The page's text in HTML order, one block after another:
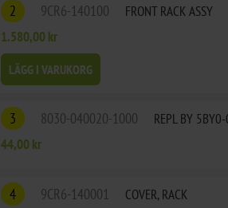
2 9CR6-140100
FRONT RACK ASSY
1.580,00 kr
LÄGG I VARUKORG
3 8030-040020-1000
REPL BY
44,00 kr
4 9CR6-140001
COVER, RACK